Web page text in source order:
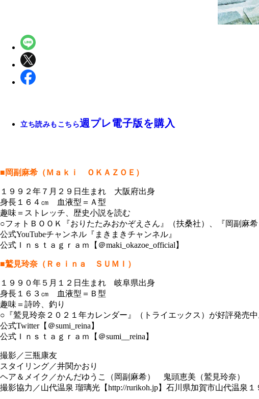
立ち読みもこちら週プレ電子版を購入
■岡副麻希（Ｍａｋｉ ＯＫＡＺＯＥ）
１９９２年７月２９日生まれ 大阪府出身
身長１６４㎝ 血液型＝Ａ型
趣味＝ストレッチ、歴史小説を読む
○フォトＢＯＯＫ『おりたたみおかぞえさん』（扶桑社）、『岡副麻
公式YouTubeチャンネル『まきまきチャンネル』
公式Ｉｎｓｔａｇｒａｍ【＠maki_okazoe_official】
■鷲見玲奈（Ｒｅｉｎａ ＳＵＭＩ）
１９９０年５月１２日生まれ 岐阜県出身
身長１６３㎝ 血液型＝Ｂ型
趣味＝詩吟、釣り
○『鷲見玲奈２０２１年カレンダー』（トライエックス）が好評発売中
公式Twitter【＠sumi_reina】
公式Ｉｎｓｔａｇｒａｍ【＠sumi__reina】
撮影／三瓶康友
スタイリング／井関かおり
ヘア＆メイク／かんだゆうこ（岡副麻希） 鬼頭恵美（鷲見玲奈）
撮影協力／山代温泉 瑠璃光【http://rurikoh.jp】石川県加賀市山代温泉